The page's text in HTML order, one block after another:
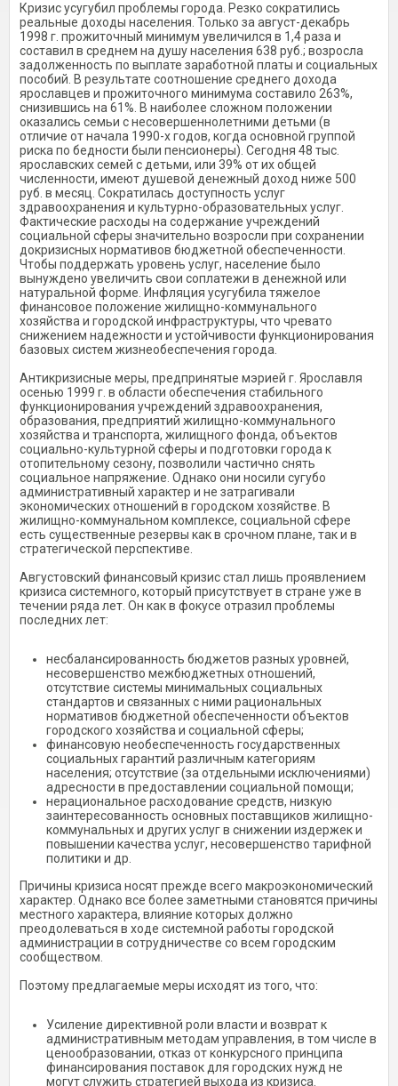
Кризис усугубил проблемы города. Резко сократились
реальные доходы населения. Только за август-декабрь
1998 г. прожиточный минимум увеличился в 1,4 раза и
составил в среднем на душу населения 638 руб.; возросла
задолженность по выплате заработной платы и социальных
пособий. В результате соотношение среднего дохода
ярославцев и прожиточного минимума составило 263%,
снизившись на 61%. В наиболее сложном положении
оказались семьи с несовершеннолетними детьми (в
отличие от начала 1990-х годов, когда основной группой
риска по бедности были пенсионеры). Сегодня 48 тыс.
ярославских семей с детьми, или 39% от их общей
численности, имеют душевой денежный доход ниже 500
руб. в месяц. Сократилась доступность услуг
здравоохранения и культурно-образовательных услуг.
Фактические расходы на содержание учреждений
социальной сферы значительно возросли при сохранении
докризисных нормативов бюджетной обеспеченности.
Чтобы поддержать уровень услуг, население было
вынуждено увеличить свои соплатежи в денежной или
натуральной форме. Инфляция усугубила тяжелое
финансовое положение жилищно-коммунального
хозяйства и городской инфраструктуры, что чревато
снижением надежности и устойчивости функционирования
базовых систем жизнеобеспечения города.
Антикризисные меры, предпринятые мэрией г. Ярославля
осенью 1999 г. в области обеспечения стабильного
функционирования учреждений здравоохранения,
образования, предприятий жилищно-коммунального
хозяйства и транспорта, жилищного фонда, объектов
социально-культурной сферы и подготовки города к
отопительному сезону, позволили частично снять
социальное напряжение. Однако они носили сугубо
административный характер и не затрагивали
экономических отношений в городском хозяйстве. В
жилищно-коммунальном комплексе, социальной сфере
есть существенные резервы как в срочном плане, так и в
стратегической перспективе.
Августовский финансовый кризис стал лишь проявлением
кризиса системного, который присутствует в стране уже в
течении ряда лет. Он как в фокусе отразил проблемы
последних лет:
несбалансированность бюджетов разных уровней,
несовершенство межбюджетных отношений,
отсутствие системы минимальных социальных
стандартов и связанных с ними рациональных
нормативов бюджетной обеспеченности объектов
городского хозяйства и социальной сферы;
финансовую необеспеченность государственных
социальных гарантий различным категориям
населения; отсутствие (за отдельными исключениями)
адресности в предоставлении социальной помощи;
нерациональное расходование средств, низкую
заинтересованность основных поставщиков жилищно-
коммунальных и других услуг в снижении издержек и
повышении качества услуг, несовершенство тарифной
политики и др.
Причины кризиса носят прежде всего макроэкономический
характер. Однако все более заметными становятся причины
местного характера, влияние которых должно
преодолеваться в ходе системной работы городской
администрации в сотрудничестве со всем городским
сообществом.
Поэтому предлагаемые меры исходят из того, что:
Усиление директивной роли власти и возврат к
административным методам управления, в том числе в
ценообразовании, отказ от конкурсного принципа
финансирования поставок для городских нужд не
могут служить стратегией выхода из кризиса.